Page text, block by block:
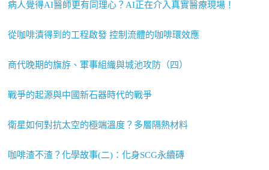
病人覺得AI醫師更有同理心？AI正在介入真實醫療現場！
從咖啡漬得到的工程啟發 控制流體的咖啡環效應
商代晚期的旗斿、軍事組織與城池攻防（四）
戰爭的起源與中國新石器時代的戰爭
衛星如何對抗太空的極端溫度？多層隔熱材料
咖啡渣不渣？化學故事(二)：化身SCG永續磚